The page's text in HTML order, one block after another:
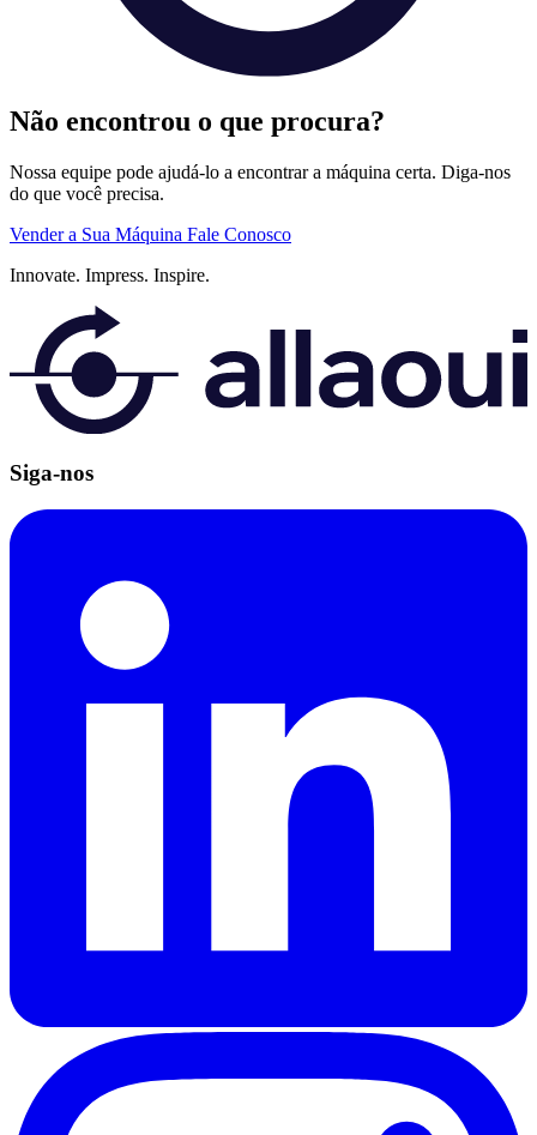
Não encontrou o que procura?
Nossa equipe pode ajudá-lo a encontrar a máquina certa. Diga-nos
do que você precisa.
Vender a Sua Máquina Fale Conosco
Innovate. Impress. Inspire.
Siga-nos